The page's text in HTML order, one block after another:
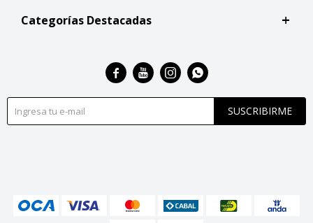
Categorías Destacadas
SUSCRIBIRME
   